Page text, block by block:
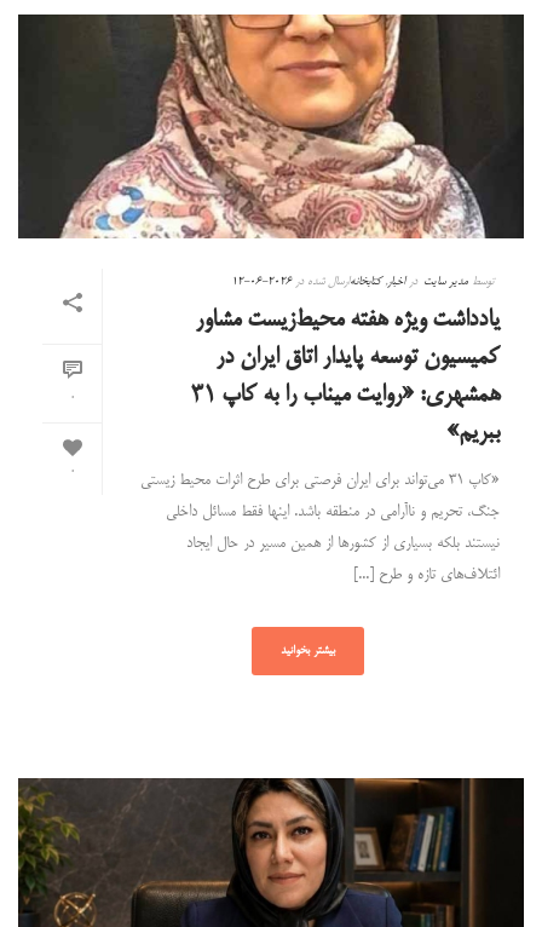
0
0
توسط مدیر سایت دراخبار,کتابخانهارسال شده در2026-06-12
یادداشت ویژه هفته محیط‌زیست مشاور
کمیسیون توسعه پایدار اتاق ایران در
همشهری: «روایت میناب را به کاپ ۳۱
ببریم»
«کاپ ۳۱ می‌تواند برای ایران فرصتی برای طرح اثرات محیط زیستی
جنگ، تحریم و ناآرامی در منطقه باشد. اینها فقط مسائل داخلی
نیستند بلکه بسیاری از کشورها از همین مسیر در حال ایجاد
ائتلاف‌های تازه و طرح [...]
بیشتر بخوانید